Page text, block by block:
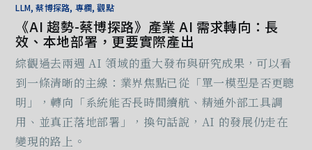
LLM, 蔡博探路, 專欄, 觀點
《AI 趨勢-蔡博探路》產業 AI 需求轉向：長
效、本地部署，更要實際產出
綜觀過去兩週 AI 領域的重大發布與研究成果，可以看
到一條清晰的主線：業界焦點已從「單一模型是否更聰
明」，轉向「系統能否長時間續航、精通外部工具調
用、並真正落地部署」，換句話說，AI 的發展仍走在
變現的路上。